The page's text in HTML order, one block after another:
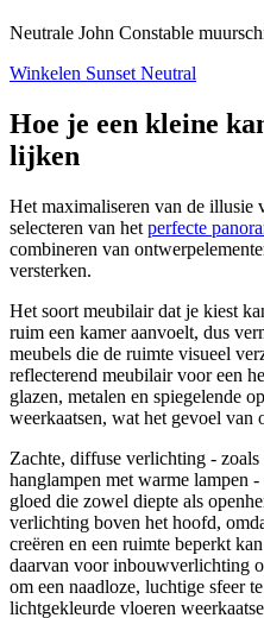
Neutrale John Constable
Winkelen Sunset Neutral
Hoe je een kleine
lijken
Het maximaliseren van de illusie
selecteren van het perfecte
combineren van
versterken.
Het soort meubilair dat je kiest
ruim een kamer aanvoelt, dus
meubels die de ruimte visueel
reflecterend meubilair voor een
glazen, metalen en spiegelende
weerkaatsen, wat het gevoel van
Zachte, diffuse verlichting -
hanglampen met warme lampen
gloed die zowel diepte als
verlichting boven het hoofd,
creëren en een ruimte beperkt
daarvan voor inbouwverlichting
om een naadloze, luchtige sfeer
lichtgekleurde vloeren